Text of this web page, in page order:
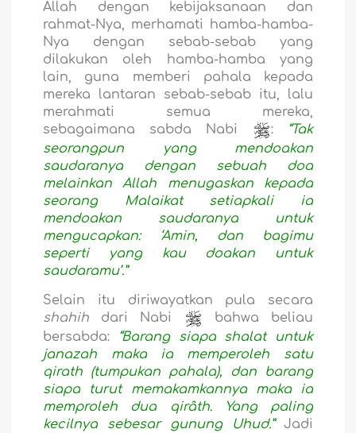
Allah dengan kebijaksanaan dan
rahmat-Nya, merhamati hamba-hamba-
Nya dengan sebab-sebab yang
dilakukan oleh hamba-hamba yang
lain, guna memberi pahala kepada
mereka lantaran sebab-sebab itu, lalu
merahmati semua mereka,
sebagaimana sabda Nabi
:
“Tak
seorangpun yang mendoakan
saudaranya dengan sebuah doa
melainkan Allah menugaskan kepada
seorang Malaikat setiapkali ia
mendoakan saudaranya untuk
mengucapkan: ‘Amin, dan bagimu
seperti yang kau doakan untuk
saudaramu’.”
Selain itu diriwayatkan pula secara
shahih dari Nabi
bahwa beliau
bersabda:
“Barang siapa shalat untuk
janazah maka ia memperoleh satu
qirath (tumpukan pahala), dan barang
siapa turut memakamkannya maka ia
memproleh dua qirâth. Yang paling
kecilnya sebesar gunung Uhud.”Jadi